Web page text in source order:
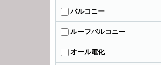
バルコニー
ルーフバルコニー
オール電化